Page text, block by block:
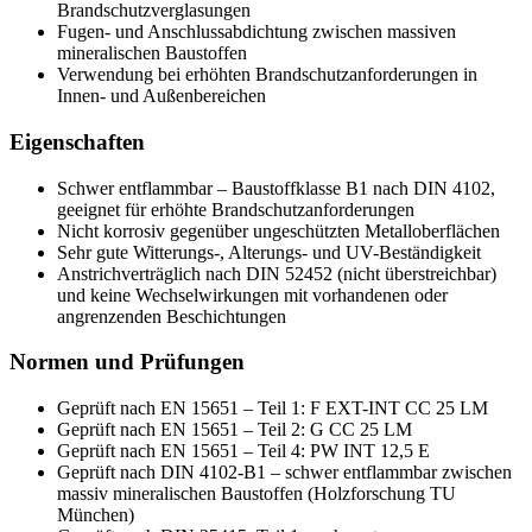
Brandschutzverglasungen
Fugen- und Anschlussabdichtung zwischen massiven
mineralischen Baustoffen
Verwendung bei erhöhten Brandschutzanforderungen in
Innen- und Außenbereichen
Eigenschaften
Schwer entflammbar – Baustoffklasse B1 nach DIN 4102,
geeignet für erhöhte Brandschutzanforderungen
Nicht korrosiv gegenüber ungeschützten Metalloberflächen
Sehr gute Witterungs-, Alterungs- und UV-Beständigkeit
Anstrichverträglich nach DIN 52452 (nicht überstreichbar)
und keine Wechselwirkungen mit vorhandenen oder
angrenzenden Beschichtungen
Normen und Prüfungen
Geprüft nach EN 15651 – Teil 1: F EXT-INT CC 25 LM
Geprüft nach EN 15651 – Teil 2: G CC 25 LM
Geprüft nach EN 15651 – Teil 4: PW INT 12,5 E
Geprüft nach DIN 4102-B1 – schwer entflammbar zwischen
massiv mineralischen Baustoffen (Holzforschung TU
München)